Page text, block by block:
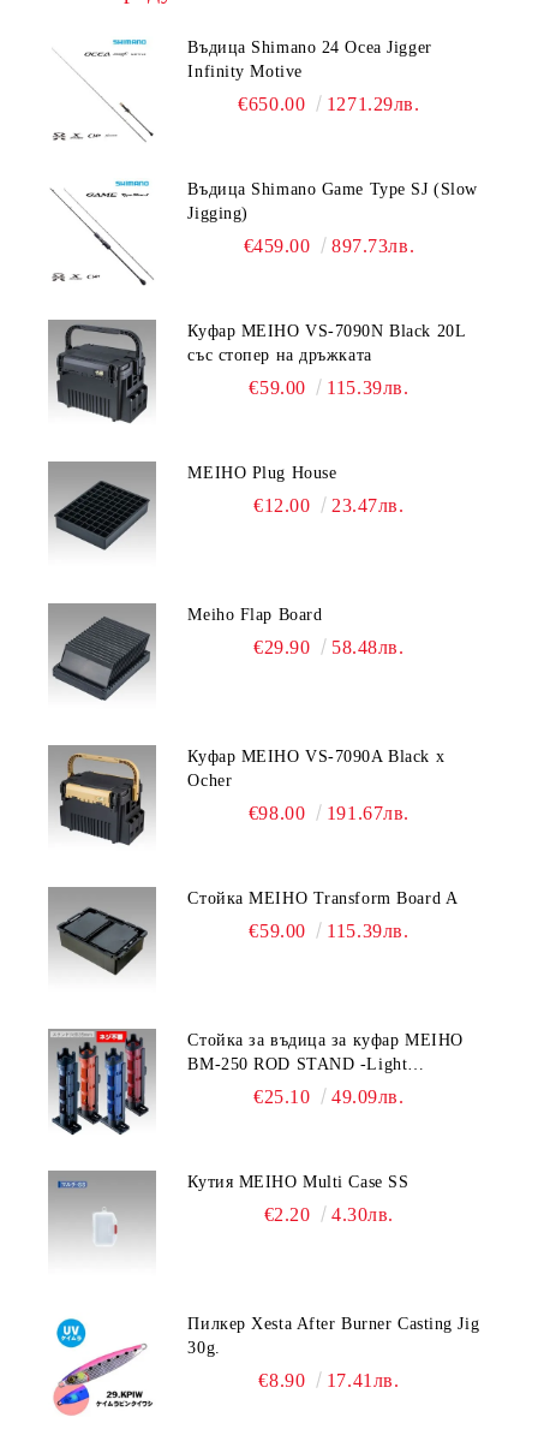
Въдица Shimano 24 Ocea Jigger
Infinity Motive
€650.00 1271.29лв.
Въдица Shimano Game Type SJ (Slow
Jigging)
€459.00 897.73лв.
Куфар MEIHO VS-7090N Black 20L
със стопер на дръжката
€59.00 115.39лв.
MEIHO Plug House
€12.00 23.47лв.
Meiho Flap Board
€29.90 58.48лв.
Куфар MEIHO VS-7090A Black x
Ocher
€98.00 191.67лв.
Стойка MEIHO Transform Board A
€59.00 115.39лв.
Стойка за въдица за куфар MEIHO
BM-250 ROD STAND -Light
Blue/Black color
€25.10 49.09лв.
Кутия MEIHO Multi Case SS
€2.20 4.30лв.
Пилкер Xesta After Burner Casting Jig
30g.
€8.90 17.41лв.